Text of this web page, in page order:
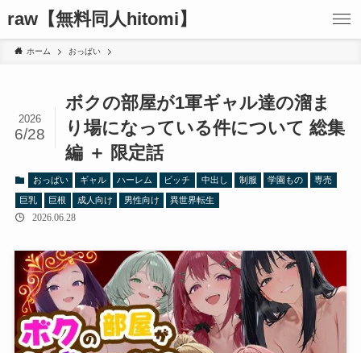
raw【無料同人hitomi】
ホーム おっぱい
ボクの部屋が1軍ギャル達の溜ま
り場になっている件について 総集
編 ＋ 限定話
2026
6/28
おっぱい ギャル ハーレム ビッチ 中出し 制服 学園もの 専売
巨乳 巨根 成人向け 男性向け
異世界転生
2026.06.28